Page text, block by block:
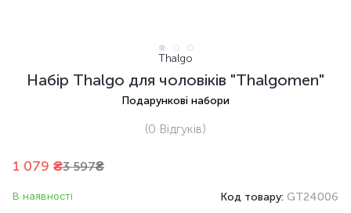
Thalgo
Набір Thalgo для чоловіків "Thalgomen"
Подарункові набори
(0 Відгуків)
1 079 ₴3 597₴
В наявності Код товару: GT24006